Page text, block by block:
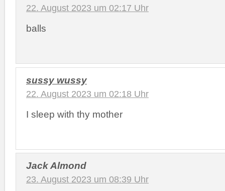
22. August 2023 um 02:17 Uhr
balls
sussy wussy
22. August 2023 um 02:18 Uhr
I sleep with thy mother
Jack Almond
23. August 2023 um 08:39 Uhr